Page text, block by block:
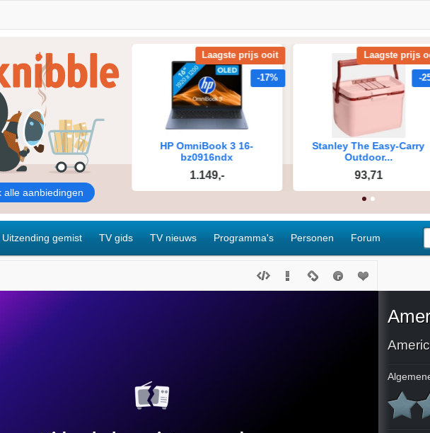
Uitzending gemist TV gids TV nieuws Programma's Personen Forum